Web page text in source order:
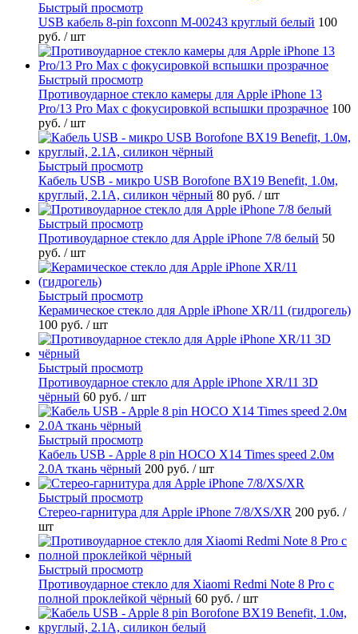
Быстрый просмотр
USB кабель 8-pin foxconn M-00243 круглый белый 100
руб. / шт
Быстрый просмотр
Противоударное стекло камеры для Apple iPhone 13
Pro/13 Pro Max с фокусировкой вспышки прозрачное 100
руб. / шт
Быстрый просмотр
Кабель USB - микро USB Borofone BX19 Benefit, 1.0м,
круглый, 2.1A, силикон чёрный 80 руб. / шт
Быстрый просмотр
Противоударное стекло для Apple iPhone 7/8 белый 50
руб. / шт
Быстрый просмотр
Керамическое стекло для Apple iPhone XR/11 (гидрогель)
100 руб. / шт
Быстрый просмотр
Противоударное стекло для Apple iPhone XR/11 3D
чёрный 60 руб. / шт
Быстрый просмотр
Кабель USB - Apple 8 pin HOCO X14 Times speed 2.0м
2.0A ткань чёрный 200 руб. / шт
Быстрый просмотр
Стерео-гарнитура для Apple iPhone 7/8/XS/XR 200 руб. /
шт
Быстрый просмотр
Противоударное стекло для Xiaomi Redmi Note 8 Pro с
полной проклейкой чёрный 60 руб. / шт